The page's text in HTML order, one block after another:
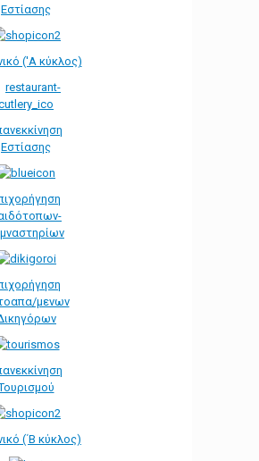
Εστίασης
('Α κύκλος)
Εστίασης
μενων
(΄Β κύκλος)